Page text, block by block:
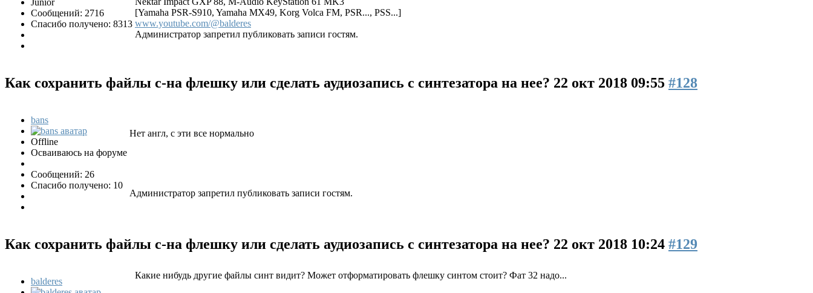
Junior
Сообщений: 2716
Спасибо получено: 8313
[Yamaha PSR-S910, Yamaha MX49, Korg Volca FM, PSR..., PSS...]
www.youtube.com/@balderes
Администратор запретил публиковать записи гостям.
Как сохранить файлы с-на флешку или сделать аудиозапись с синтезатора на нее? 22 окт 2018 09:55 #128
bans
Offline
Осваиваюсь на форуме
Сообщений: 26
Спасибо получено: 10
Нет англ, с эти все нормально
Администратор запретил публиковать записи гостям.
Как сохранить файлы с-на флешку или сделать аудиозапись с синтезатора на нее? 22 окт 2018 10:24 #129
balderes
Какие нибудь другие файлы синт видит? Может отформатировать флешку синтом стоит? Фат 32 надо...